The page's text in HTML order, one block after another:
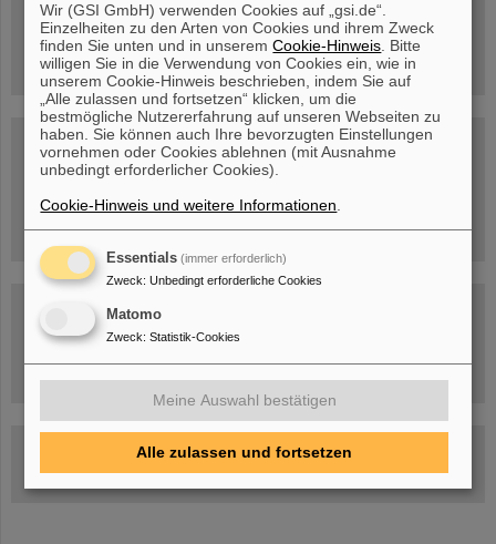
Besichtigung von GSI/FAIR –
jetzt Termin buchen!
Blog Beam On
Menschen ...hinter GSI und FAIR.
GSI-FAIR Kolloquium
Wir (GSI GmbH) verwenden Cookies auf „gsi.de“.
Einzelheiten zu den Arten von Cookies und ihrem Zweck
finden Sie unten und in unseremCookie-Hinweis . Bitte
willigen Sie in die Verwendung von Cookies ein, wie in
unserem Cookie-Hinweis beschrieben, indem Sie auf
„Alle zulassen und fortsetzen“ klicken, um die
bestmögliche Nutzererfahrung auf unseren Webseiten zu
haben. Sie können auch Ihre bevorzugten Einstellungen
vornehmen oder Cookies ablehnen (mit Ausnahme
unbedingt erforderlicher Cookies).
Cookie-Hinweis und weitere Informationen
Essentials (immer erforderlich)
Zweck: Unbedingt erforderliche Cookies
Matomo
Zweck: Statistik-Cookies
Meine Auswahl bestätigen
Alle zulassen und fortsetzen